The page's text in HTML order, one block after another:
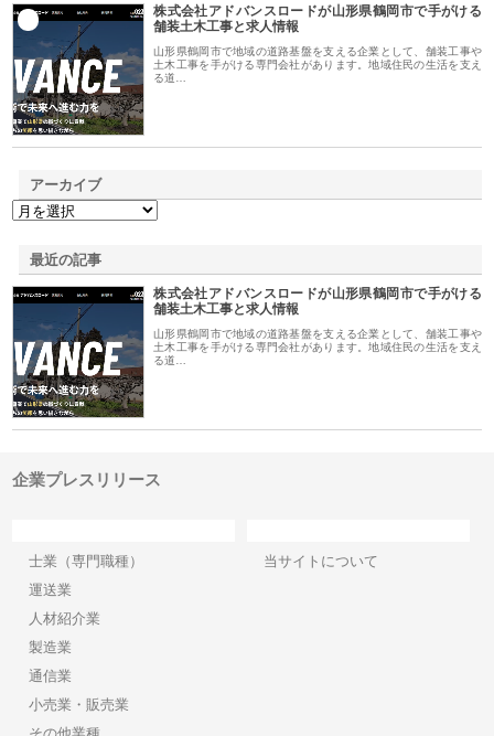
株式会社アドバンスロードが山形県鶴岡市で手がける
舗装土木工事と求人情報
山形県鶴岡市で地域の道路基盤を支える企業として、舗装工事や
土木工事を手がける専門会社があります。地域住民の生活を支え
る道…
アーカイブ
最近の記事
株式会社アドバンスロードが山形県鶴岡市で手がける
舗装土木工事と求人情報
山形県鶴岡市で地域の道路基盤を支える企業として、舗装工事や
土木工事を手がける専門会社があります。地域住民の生活を支え
る道…
企業プレスリリース
士業（専門職種）
運送業
人材紹介業
製造業
通信業
小売業・販売業
当サイトについて